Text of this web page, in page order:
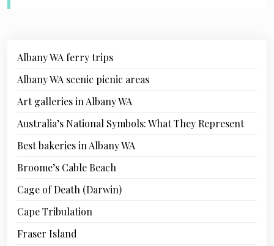
Albany WA ferry trips
Albany WA scenic picnic areas
Art galleries in Albany WA
Australia’s National Symbols: What They Represent
Best bakeries in Albany WA
Broome’s Cable Beach
Cage of Death (Darwin)
Cape Tribulation
Fraser Island